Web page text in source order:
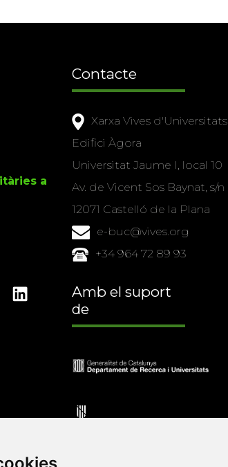
a
Contacte
Xarxa Vives d'Universitats
Edifici Àgora
Universitat Jaume I, local 10
Av. de Vicent Sos Baynat, s/n
12071 Castelló de la Plana
e-buc@vives.org
+34 964 72 89 93
Amb el suport
de